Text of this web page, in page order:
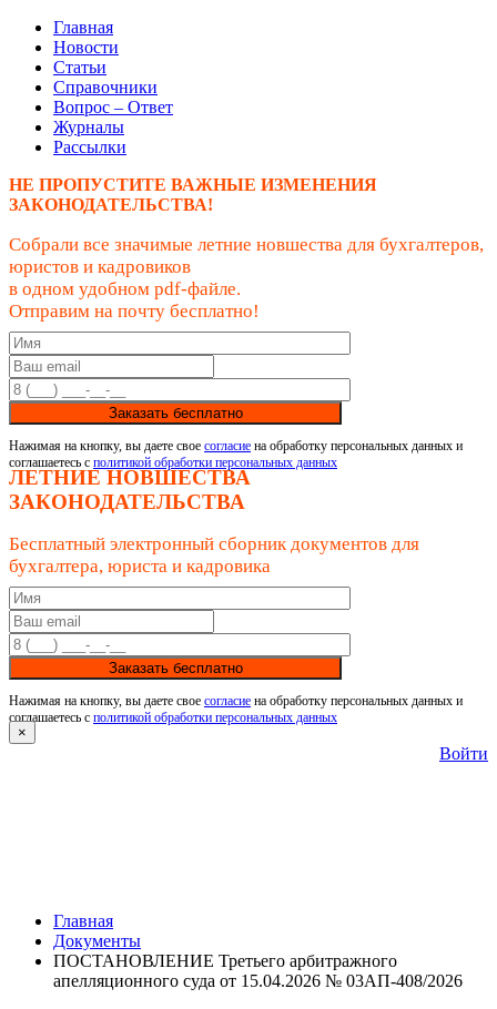
Главная
Новости
Статьи
Справочники
Вопрос – Ответ
Журналы
Рассылки
НЕ ПРОПУСТИТЕ ВАЖНЫЕ ИЗМЕНЕНИЯ
ЗАКОНОДАТЕЛЬСТВА!
Собрали все значимые летние новшества для бухгалтеров,
юристов и кадровиков
в одном удобном pdf-файле.
Отправим на почту бесплатно!
Заказать бесплатно
Нажимая на кнопку, вы даете свое согласие на обработку персональных данных и
соглашаетесь с политикой обработки персональных данных
ЛЕТНИЕ НОВШЕСТВА
ЗАКОНОДАТЕЛЬСТВА
Бесплатный электронный сборник документов для
бухгалтера, юриста и кадровика
Заказать бесплатно
Нажимая на кнопку, вы даете свое согласие на обработку персональных данных и
соглашаетесь с политикой обработки персональных данных
×
Войти
Главная
Документы
ПОСТАНОВЛЕНИЕ Третьего арбитражного
апелляционного суда от 15.04.2026 № 03АП-408/2026